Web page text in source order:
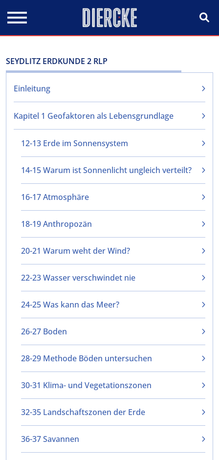
SEYDLITZ ERDKUNDE 2 RLP
Einleitung
Kapitel 1 Geofaktoren als Lebensgrundlage
12-13 Erde im Sonnensystem
14-15 Warum ist Sonnenlicht ungleich verteilt?
16-17 Atmosphäre
18-19 Anthropozän
20-21 Warum weht der Wind?
22-23 Wasser verschwindet nie
24-25 Was kann das Meer?
26-27 Boden
28-29 Methode Böden untersuchen
30-31 Klima- und Vegetationszonen
32-35 Landschaftszonen der Erde
36-37 Savannen